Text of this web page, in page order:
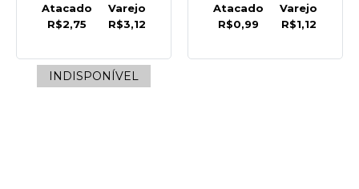
Caneta Cd/Dvd Duo
Atacado
R$2,75
Varejo
R$3,12
INDISPONÍVEL
Atacado
R$0,99
Varejo
R$1,12